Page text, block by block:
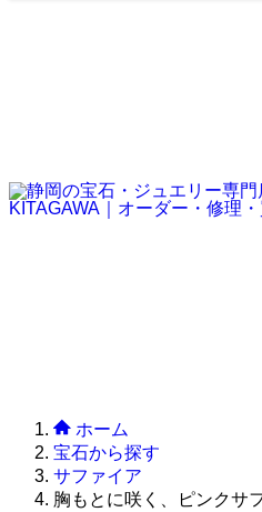
ホーム
宝石から探す
サファイア
胸もとに咲く、ピンクサ